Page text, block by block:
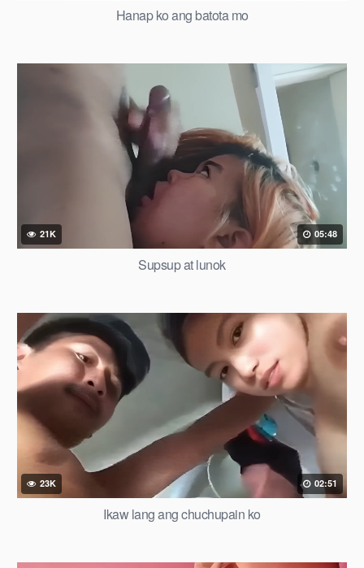
Hanap ko ang batota mo
21K 05:48
Supsup at lunok
23K 02:51
Ikaw lang ang chuchupain ko